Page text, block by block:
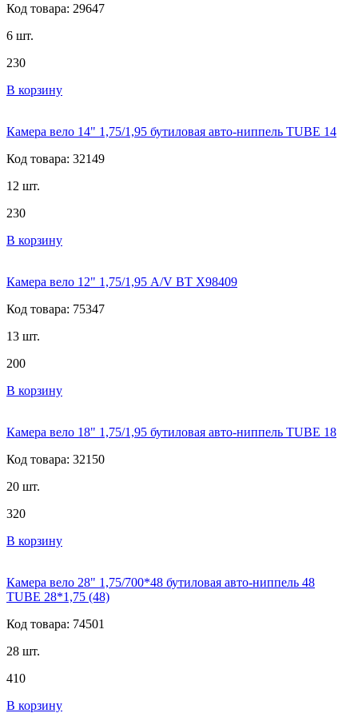
Код товара: 29647
6 шт.
230
В корзину
Камера вело 14" 1,75/1,95 бутиловая авто-ниппель TUBE 14
Код товара: 32149
12 шт.
230
В корзину
Камера вело 12" 1,75/1,95 A/V BT X98409
Код товара: 75347
13 шт.
200
В корзину
Камера вело 18" 1,75/1,95 бутиловая авто-ниппель TUBE 18
Код товара: 32150
20 шт.
320
В корзину
Камера вело 28" 1,75/700*48 бутиловая авто-ниппель 48
TUBE 28*1,75 (48)
Код товара: 74501
28 шт.
410
В корзину